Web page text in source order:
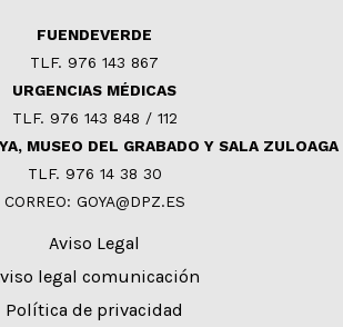
FUENDEVERDE
TLF. 976 143 867
URGENCIAS MÉDICAS
TLF. 976 143 848 / 112
MUSEO DEL GRABADO Y SALA ZULOAGA
TLF. 976 14 38 30
CORREO: GOYA@DPZ.ES
Aviso Legal
legal comunicación
Política de privacidad